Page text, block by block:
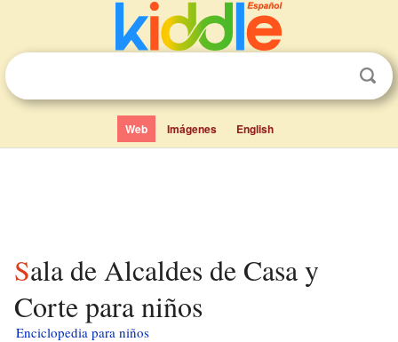
Web Imágenes English
Sala de Alcaldes de Casa y
Corte para niños
Enciclopedia para niños